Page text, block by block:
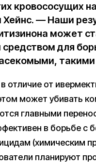
кровососущих
Хейнс. — Наши
может
для
такими
отличие от
может убивать
главными
в борьбе
(химическим
планируют